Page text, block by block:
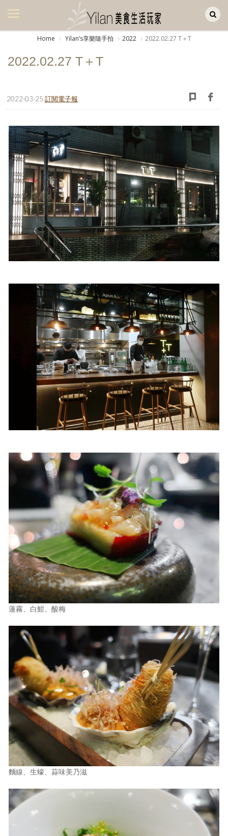
美食集
生活風
書房集
日記簿
餐桌週記
享樂隨手拍
照相簿
影音區
創意出版服務
關於Yilan
個人著作
活動實況記錄
媒體報導一覽
合作與代言
訂閱電子報
Home Yilanʼs享樂隨手拍 2022 2022.02.27 T＋T
2022.02.27 T＋T
2022-03-25 訂閱電子報
蓮霧、白魽、酸梅
麵線、生蠔、蒜味美乃滋